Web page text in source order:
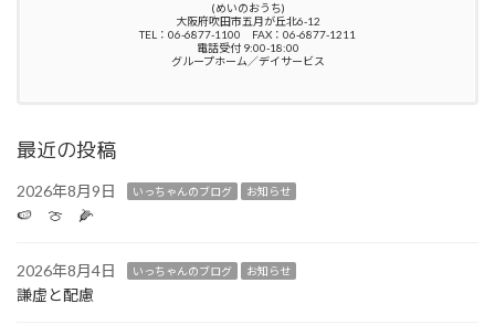
(めいのおうち)
大阪府吹田市五月が丘北6-12
TEL：06-6877-1100 FAX：06-6877-1211
電話受付 9:00-18:00
グループホーム／デイサービス
最近の投稿
2026年8月9日 いっちゃんのブログ お知らせ
🍉 🍈 🌽
2026年8月4日 いっちゃんのブログ お知らせ
謙虚と配慮